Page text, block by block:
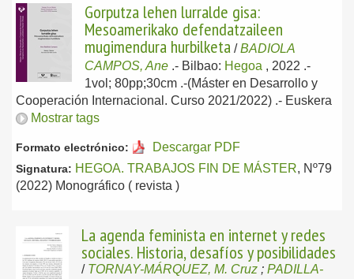
Gorputza lehen lurralde gisa:
Mesoamerikako defendatzaileen
mugimendura hurbilketa /BADIOLA
CAMPOS, Ane .- Bilbao: Hegoa , 2022 .-
1vol; 80pp;30cm .-(Máster en Desarrollo y
Cooperación Internacional. Curso 2021/2022) .- Euskera
Mostrar tags
Formato electrónico: Descargar PDF
Signatura: HEGOA. TRABAJOS FIN DE MÁSTER, Nº79
(2022) Monográfico ( revista )
La agenda feminista en internet y redes
sociales. Historia, desafíos y posibilidades
/ TORNAY-MÁRQUEZ, M. Cruz ; PADILLA-